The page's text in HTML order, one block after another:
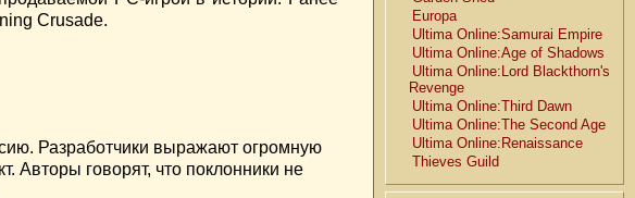
Europa
Ultima Online:Samurai Empire
Ultima Online:Age of Shadows
Ultima Online:Lord Blackthorn's
Revenge
Ultima Online:Third Dawn
Ultima Online:The Second Age
Ultima Online:Renaissance
Thieves Guild
Crusade.
Разработчики выражают огромную
Авторы говорят, что поклонники не